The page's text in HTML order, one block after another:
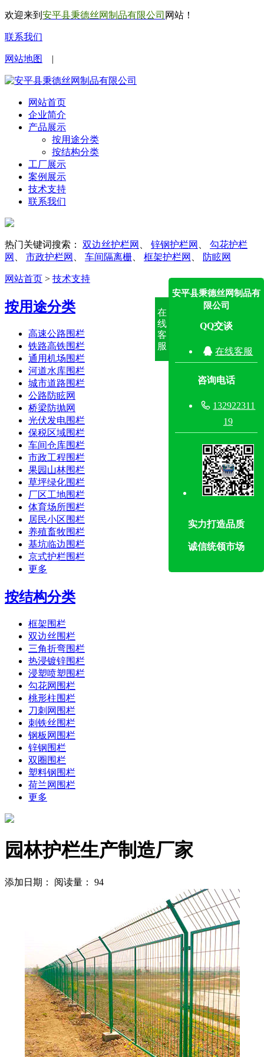
欢迎来到 安平县秉德丝网制品有限公司 网站！
联系我们
网站地图 |
网站首页
企业简介
产品展示
按用途分类
按结构分类
工厂展示
案例展示
技术支持
联系我们
热门关键词搜索： 双边丝护栏网 锌钢护栏网
勾花护栏
网
市政护栏网 车间隔离栅 框架护栏网 防眩网
网站首页 > 技术支持
按用途分类
高速公路围栏
铁路高铁围栏
通用机场围栏
河道水库围栏
城市道路围栏
公路防眩网
桥梁防抛网
光伏发电围栏
保税区域围栏
车间仓库围栏
市政工程围栏
果园山林围栏
草坪绿化围栏
厂区工地围栏
体育场所围栏
居民小区围栏
养殖畜牧围栏
基坑临边围栏
京式护栏围栏
更多
按结构分类
框架围栏
双边丝围栏
三角折弯围栏
热浸镀锌围栏
浸塑喷塑围栏
勾花网围栏
桃形柱围栏
刀刺网围栏
刺铁丝围栏
钢板网围栏
锌钢围栏
双圈围栏
塑料钢围栏
荷兰网围栏
更多
园林护栏生产制造厂家
添加日期： 阅读量： 94
在
线
客
服
安平县秉德丝网制品有
限公司
QQ交谈
 在线客服
咨询电话
 132922311
19
实力打造品质
诚信统领市场